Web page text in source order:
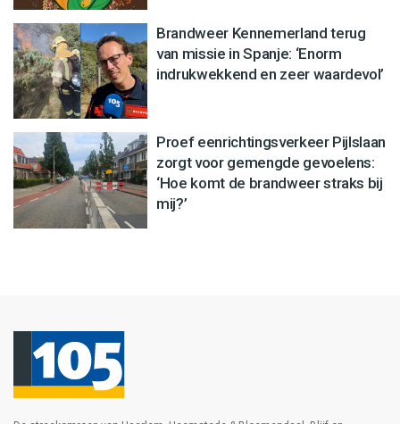
Brandweer Kennemerland terug
van missie in Spanje: ‘Enorm
indrukwekkend en zeer waardevol’
Proef eenrichtingsverkeer Pijlslaan
zorgt voor gemengde gevoelens:
‘Hoe komt de brandweer straks bij
mij?’